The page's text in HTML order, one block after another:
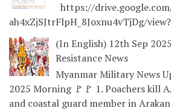
https://
ah4xZjSJtrFlpH_8Joxnu4vTjDg/
(In English) 12th Sep
Resistance News
Myanmar Military News
2025 Morning 🚩🚩 1. Poachers kill
and coastal guard member in